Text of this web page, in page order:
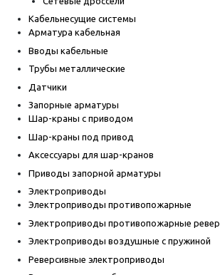
Кабельнесущие системы
Арматура кабельная
Вводы кабельные
Трубы металлические
Датчики
Запорные арматуры
Шар-краны с приводом
Шар-краны под привод
Аксессуары для шар-кранов
Приводы запорной арматуры
Электроприводы
Электроприводы противопожарные
Электроприводы противопожарные
Электроприводы воздушные с пружиной
Реверсивные электроприводы